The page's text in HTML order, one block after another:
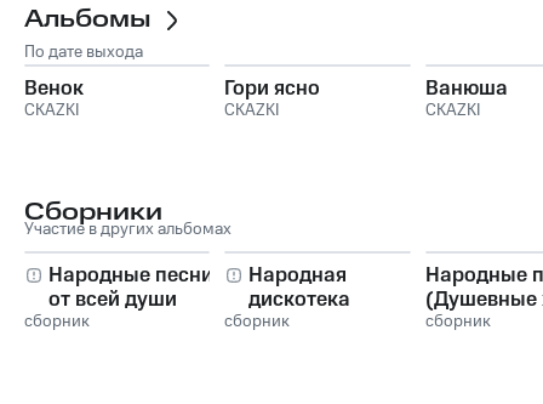
Альбомы
По дате выхода
Венок
СКАZKI
Гори ясно
СКАZKI
Ванюша
СКАZKI
Сборники
Участие в других альбомах
Народные песни
от всей души
сборник
Народная
дискотека
сборник
Народные
(Душевные
сборник